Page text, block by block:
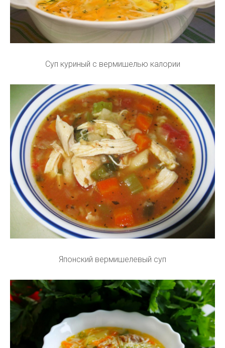
Суп куриный с вермишелью калории
Японский вермишелевый суп